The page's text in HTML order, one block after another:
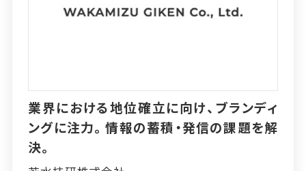
業界における地位確立に向け、ブランディ
ングに注力。情報の蓄積・発信の課題を解
決。